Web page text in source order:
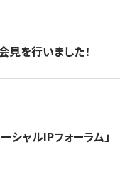
を行いました！
シャルIPフォーラム」